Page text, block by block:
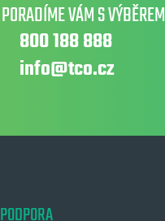
PORADÍME VÁM S VÝBĚREM
800 188 888
info@tco.cz
PODPORA